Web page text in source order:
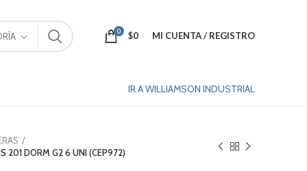
0 $0 MI CUENTA / REGISTRO
IR A WILLIAMSON INDUSTRIAL
201 DORM G2 6 UNI (CEP972)